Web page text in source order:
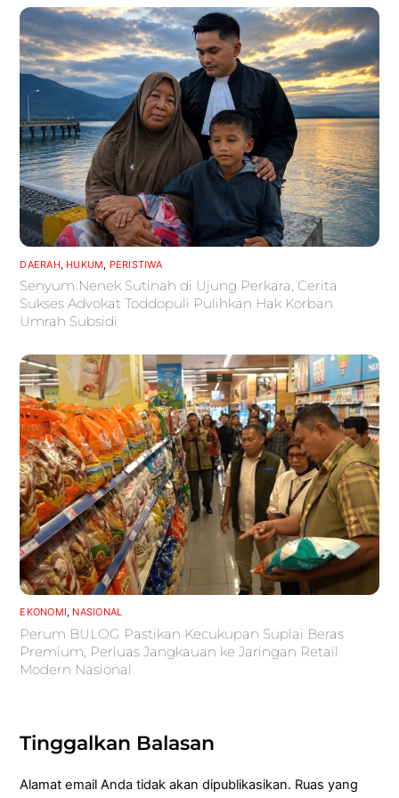
DAERAH, HUKUM PERISTIWA
Senyum Nenek Sutinah di Ujung Perkara, Cerita
Sukses Advokat Toddopuli Pulihkan Hak Korban
Umrah Subsidi
EKONOMI, NASIONAL
Perum BULOG Pastikan Kecukupan Suplai Beras
Premium, Perluas Jangkauan ke Jaringan Retail
Modern Nasional
Tinggalkan Balasan
Alamat email Anda tidak akan dipublikasikan. Ruas yang